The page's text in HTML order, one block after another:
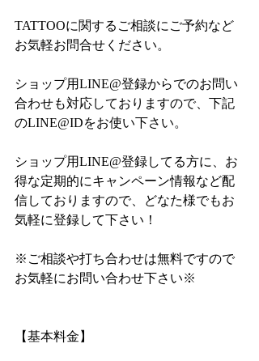
TATTOOに関するご相談にご予約など
お気軽お問合せください。
ショップ用LINE@登録からでのお問い
合わせも対応しておりますので、下記
のLINE@IDをお使い下さい。
ショップ用LINE@登録してる方に、お
得な定期的にキャンペーン情報など配
信しておりますので、どなた様でもお
気軽に登録して下さい！
※ご相談や打ち合わせは無料ですので
お気軽にお問い合わせ下さい※
【基本料金】